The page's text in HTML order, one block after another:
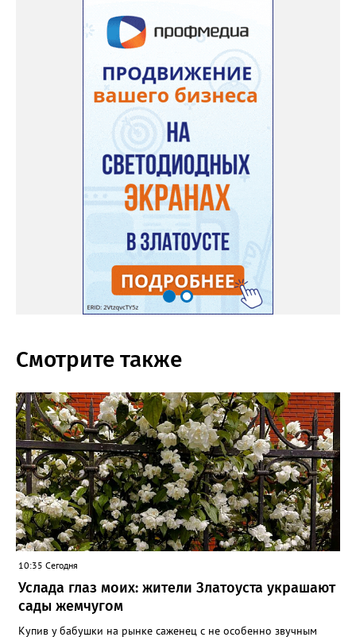
Смотрите также
10:35 Сегодня
Услада глаз моих: жители Златоуста украшают
сады жемчугом
Купив у бабушки на рынке саженец с не особенно звучным